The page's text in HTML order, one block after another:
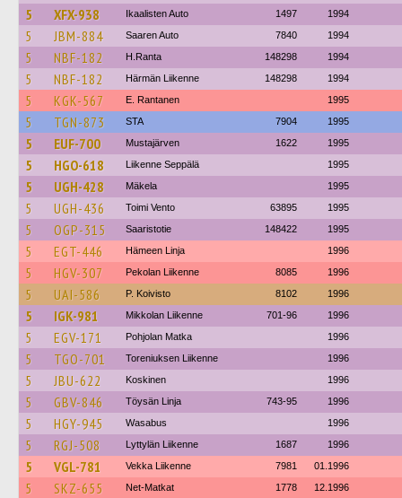
5 XFX-938 Ikaalisten Auto 1497 1994
5 JBM-884 Saaren Auto 7840 1994
5 NBF-182 H.Ranta 148298 1994
5 NBF-182 Härmän Liikenne 148298 1994
5 KGK-567 E. Rantanen 1995
5 TGN-873 STA 7904 1995
5 EUF-700 Mustajärven 1622 1995
5 HGO-618 Liikenne Seppälä 1995
5 UGH-428 Mäkela 1995
5 UGH-436 Toimi Vento 63895 1995
5 OGP-315 Saaristotie 148422 1995
5 EGT-446 Hämeen Linja 1996
5 HGV-307 Pekolan Liikenne 8085 1996
5 UAI-586 P. Koivisto 8102 1996
5 IGK-981 Mikkolan Liikenne 701-96 1996
5 EGV-171 Pohjolan Matka 1996
5 TGO-701 Toreniuksen Liikenne 1996
5 JBU-622 Koskinen 1996
5 GBV-846 Töysän Linja 743-95 1996
5 HGY-945 Wasabus 1996
5 RGJ-508 Lyttylän Liikenne 1687 1996
5 VGL-781 Vekka Liikenne 7981 01.1996
5 SKZ-655 Net-Matkat 1778 12.1996